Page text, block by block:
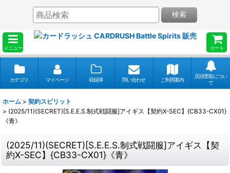
メニュー カート
検索
カテゴリ マイページ 収録弾 問い合わせ ご利用案内
店頭受取につい
て
ホーム > 契約スピリット
> (2025/11)(SECRET)[S.E.E.S.制式戦闘服]アイギス【契約X-SEC】{CB33-CX01}
《青》
(2025/11)(SECRET)[S.E.E.S.制式戦闘服]アイギス【契
約X-SEC】{CB33-CX01}《青》